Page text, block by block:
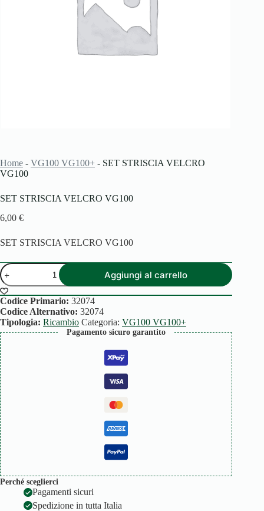
Home - VG100 VG100+ - SET STRISCIA VELCRO
VG100
SET STRISCIA VELCRO VG100
6,00 €
SET STRISCIA VELCRO VG100
SET
STRISCIA
VELCRO
VG100
quantità
Aggiungi al carrello
Codice Primario: 32074
Codice Alternativo: 32074
Tipologia: Ricambio Categoria: VG100 VG100+
Pagamento sicuro garantito
Perché sceglierci
Pagamenti sicuri
Spedizione in tutta Italia